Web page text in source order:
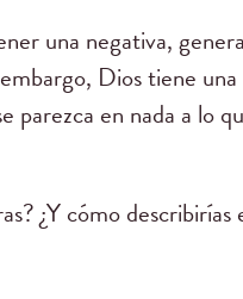
una negativa,
Dios tiene
parezca en nada a lo
¿Y cómo